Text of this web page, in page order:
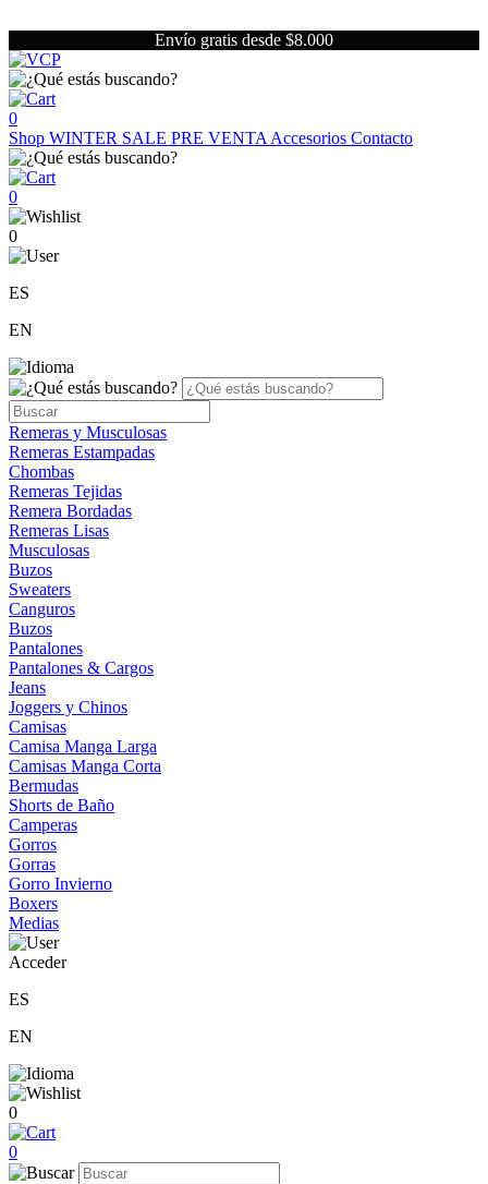
Envío gratis desde $8.000
0
Shop WINTER SALE PRE VENTA Accesorios Contacto
0
0
ES
EN
Remeras y Musculosas
Remeras Estampadas
Chombas
Remeras Tejidas
Remera Bordadas
Remeras Lisas
Musculosas
Buzos
Sweaters
Canguros
Buzos
Pantalones
Pantalones & Cargos
Jeans
Joggers y Chinos
Camisas
Camisa Manga Larga
Camisas Manga Corta
Bermudas
Shorts de Baño
Camperas
Gorros
Gorras
Gorro Invierno
Boxers
Medias
Acceder
ES
EN
0
0